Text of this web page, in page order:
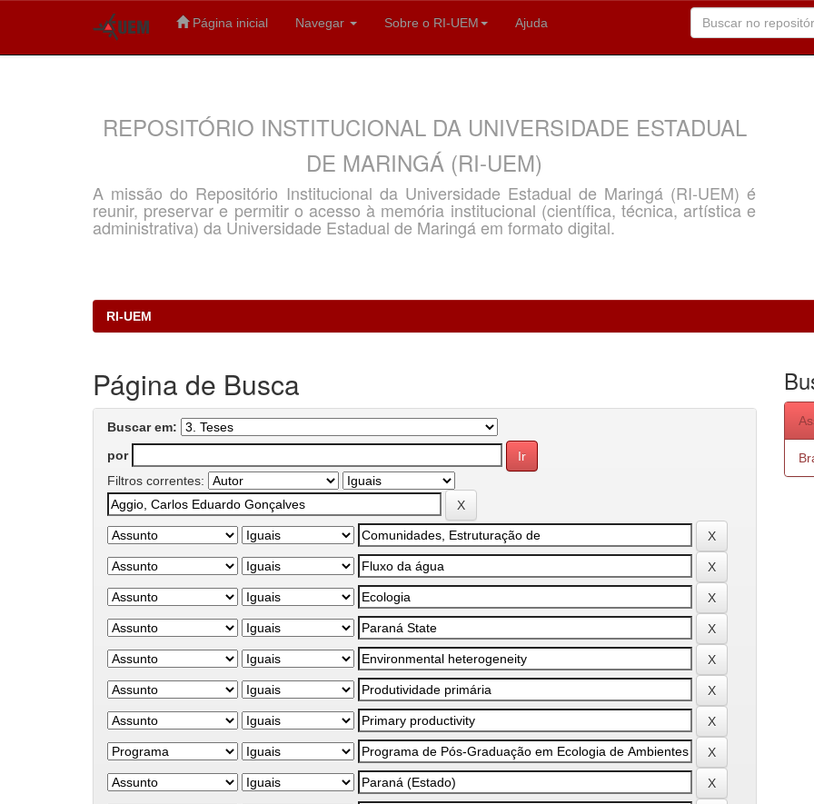
Página inicial Navegar Sobre o RI-UEM Ajuda
REPOSITÓRIO INSTITUCIONAL DA UNIVERSIDADE ESTADUAL
DE MARINGÁ (RI-UEM)
A missão do Repositório Institucional da Universidade Estadual de Maringá (RI-UEM) é
reunir, preservar e permitir o acesso à memória institucional (científica, técnica, artística e
administrativa) da Universidade Estadual de Maringá em formato digital.
RI-UEM
Página de Busca
Buscar em:
por
Filtros correntes: